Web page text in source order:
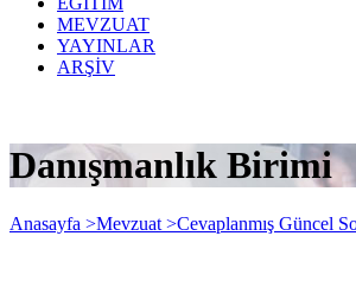
MEVZUAT
YAYINLAR
ARŞİV
Danışmanlık Birimi
Anasayfa >Mevzuat >Cevaplanmış Güncel